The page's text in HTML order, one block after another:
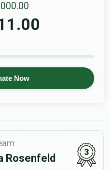
Now
Rosenfeld
3